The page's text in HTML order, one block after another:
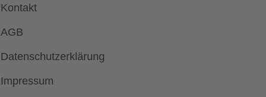
Kontakt
AGB
Datenschutzerklärung
Impressum